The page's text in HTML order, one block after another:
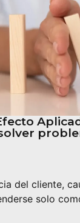
del cliente,
solo